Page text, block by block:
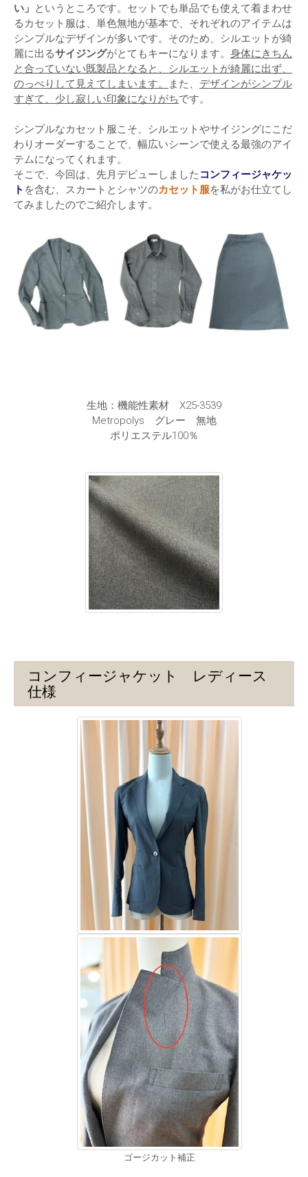
い」 というところです。セットでも単品でも使えて着まわせ
るカセット服は、単色無地が基本で、それぞれのアイテムは
シンプルなデザインが多いです。そのため、シルエットが綺
麗に出るサイジングがとてもキーになります。 身体にきちん
と合っていない既製品となると、シルエットが綺麗に出ず、
のっぺりして見えてしまいます。
また、 デザインがシンプル
すぎて、少し寂しい印象になりがちです。
シンプルなカセット服こそ、シルエットやサイジングにこだ
わりオーダーすることで、幅広いシーンで使える最強のアイ
テムになってくれます。
そこで、今回は、先月デビューしました コンフィージャケッ
ト を含む、スカートとシャツのカセット服を私がお仕立てし
てみましたのでご紹介します。
生地：機能性素材 X25-3539
Metropolys グレー 無地
ポリエステル100％
コンフィージャケット レディース
仕様
ゴージカット補正